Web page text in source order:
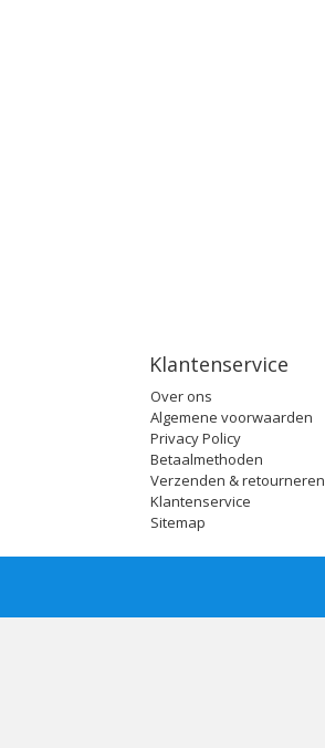
Klantenservice
Over ons
Algemene voorwaarden
Privacy Policy
Betaalmethoden
Verzenden & retourneren
Klantenservice
Sitemap